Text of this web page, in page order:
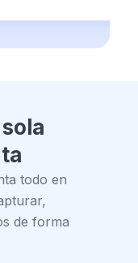
todo en
de forma